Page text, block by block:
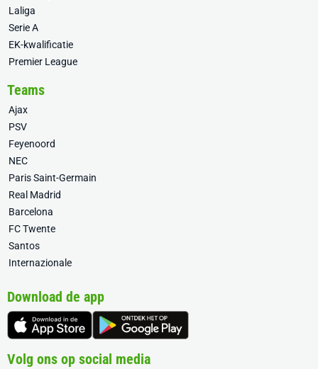
Laliga
Serie A
EK-kwalificatie
Premier League
Teams
Ajax
PSV
Feyenoord
NEC
Paris Saint-Germain
Real Madrid
Barcelona
FC Twente
Santos
Internazionale
Download de app
Volg ons op social media